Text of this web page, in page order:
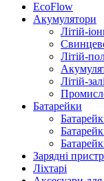
EcoFlow
Акумулятори
Літій-
Літій-
Літій-
Батарейки
Зарядні
Ліхтарі